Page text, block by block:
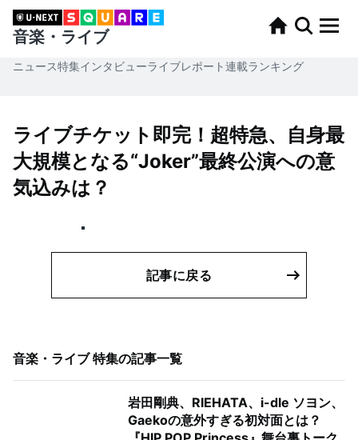
音楽・ライブ
ニュース特集インタビューライブレポート連載ランキング
ライブチケット即完！超特急、自身最
大規模となる“Joker”最終公演への意
気込みは？
記事に戻る
音楽・ライブ 特集の記事一覧
岩田剛典、RIEHATA、i-dle ソヨン、
Gaekoの意外すぎる初対面とは？